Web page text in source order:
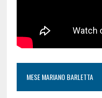
MESE MARIANO BARLETTA